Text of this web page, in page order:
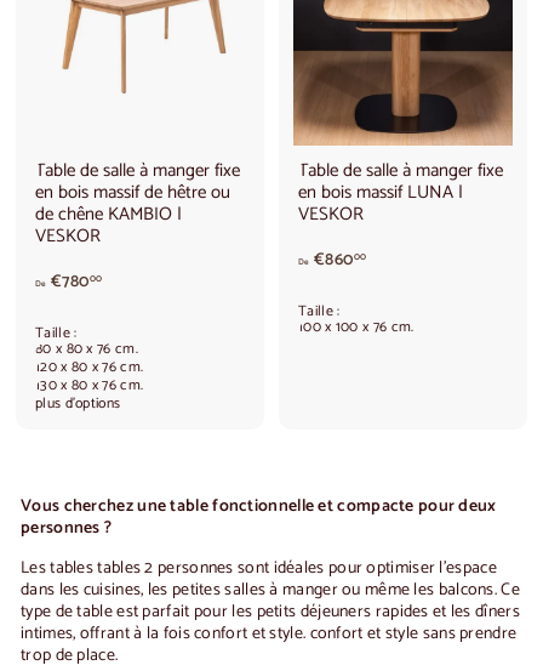
0 3
0
0
0
0
Table de salle à manger fixe
en bois massif de hêtre ou
de chêne KAMBIO |
VESKOR
De €78000à
r
t
i
r
7
8
,
0
0
Taille :
80 x 80 x 76 cm.
120 x 80 x 76 cm.
130 x 80 x 76 cm.
plus d'options
Table de salle à manger fixe
en bois massif LUNA |
VESKOR
De €86000A
r
6
0
0
0
Taille :
100 x 100 x 76 cm.
Vous cherchez une table fonctionnelle et compacte pour deux
personnes ?
Les tablestables 2 personnessont idéales pour optimiser l'espace
dans les cuisines, les petites salles à manger ou même les balcons. Ce
type de table est parfait pour les petits déjeuners rapides et les dîners
intimes, offrant à la fois confort et style.confort et stylesans prendre
trop de place.